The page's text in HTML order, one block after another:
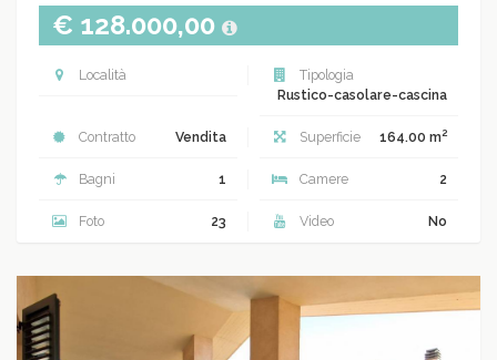
€ 128.000,00
Località
Tipologia
Rustico-casolare-cascina
Contratto Vendita Superficie 164.00 m2
Bagni 1 Camere 2
Foto 23 Video No